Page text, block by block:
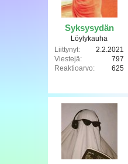
Syksysydän
Löylykauha
Liittynyt
2.2.2021
Viestejä
797
Reaktioarvo
625